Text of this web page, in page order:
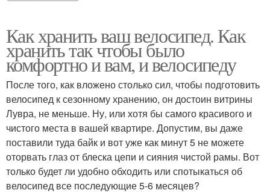
Как хранить ваш велосипед. Как
хранить так чтобы было
комфортно и вам, и велосипеду
После того, как вложено столько сил, чтобы подготовить
велосипед к сезонному хранению, он достоин витрины
Лувра, не меньше. Ну, или хотя бы самого красивого и
чистого места в вашей квартире. Допустим, вы даже
поставили туда байк и вот уже как минут 5 не можете
оторвать глаз от блеска цепи и сияния чистой рамы. Вот
только будет ли удобно обходить или спотыкаться об
велосипед все последующие 5-6 месяцев?